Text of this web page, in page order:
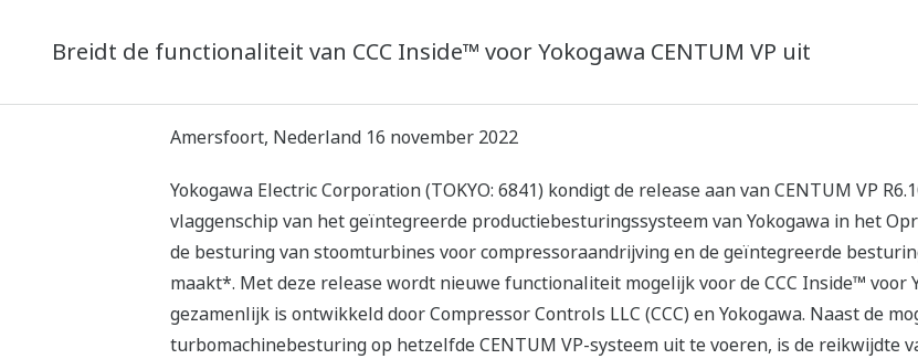
Breidt de functionaliteit van CCC Inside™ voor Yokogawa CENTUM VP uit
Amersfoort, Nederland 16 november 2022
Yokogawa Electric Corporation (TOKYO: 6841) kondigt de release aan van CENTUM VP
vlaggenschip van het geïntegreerde productiebesturingssysteem van Yokogawa in het
de besturing van stoomturbines voor compressoraandrijving en de geïntegreerde
maakt*. Met deze release wordt nieuwe functionaliteit mogelijk voor de CCC Inside™ voor
gezamenlijk is ontwikkeld door Compressor Controls LLC (CCC) en Yokogawa. Naast de
turbomachinebesturing op hetzelfde CENTUM VP-systeem uit te voeren, is de reikwijdte